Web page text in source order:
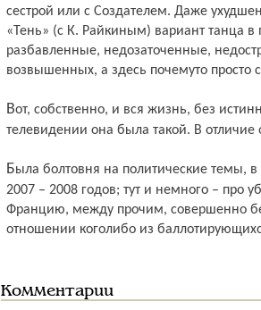
сестрой или с Создателем. Даже
«Тень» (с К. Райкиным) вариант танца
разбавленные, недозаточенные,
возвышенных, а здесь почему­то просто
Вот, собственно, и вся жизнь, без истинных радостей и искреннего горя. На
телевидении она была такой. В отличие
Была болтовня на политические темы, в преддверии уже готовящихся у нас выборов
2007 – 2008 годов; тут и немного – про
Францию, между прочим, совершенно
отношении кого­либо из
Комментарии